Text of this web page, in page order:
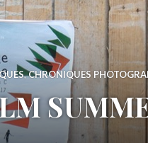
,CHRONIQUES